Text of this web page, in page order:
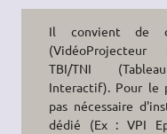
Il convient de
TBI/TNI
Interactif). Pour le
pas nécessaire
dédié (Ex : VPI